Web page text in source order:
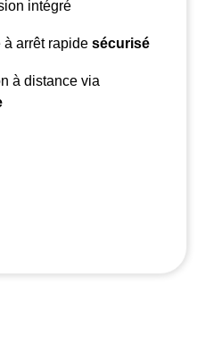
intégré
à arrêt rapide sécurisé
à distance via